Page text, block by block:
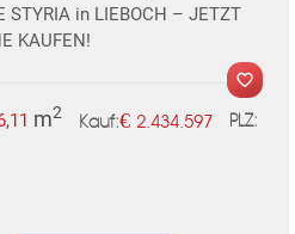
STYRIA in LIEBOCH – JETZT
KAUFEN!
m2 Kauf:€ 2.434.597 PLZ: